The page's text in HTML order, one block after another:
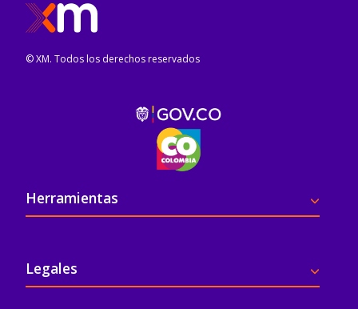
© XM. Todos los derechos reservados
Pie de página
Herramientas
Legales